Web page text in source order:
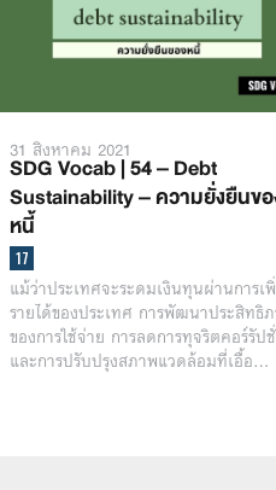
31 สิงหาคม 2021
SDG Vocab | 54 – Debt
Sustainability – ความยั่งยืนข
หนี้
แม้ว่าประเทศจะระดมเงินทุนผ่านการเ
รายได้ของประเทศ การพัฒนาประสิทธิ
ของการใช้จ่าย การลดการทุจริตคอร์รัป
และการปรับปรุงสภาพแวดล้อมที่เอื้อ…